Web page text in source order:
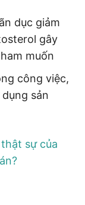
dục giảm
gây
muốn
công việc,
sản
sự của